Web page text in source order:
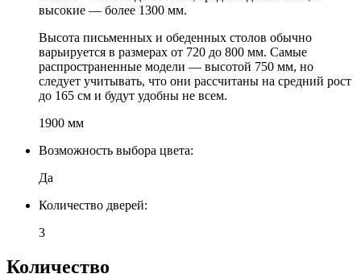
высокие — более 1300 мм.
Высота письменных и обеденных столов обычно
варьируется в размерах от 720 до 800 мм. Самые
распространенные модели — высотой 750 мм, но
следует учитывать, что они рассчитаны на средний рост
до 165 см и будут удобны не всем.
1900 мм
Возможность выбора цвета:
Да
Количество дверей:
3
Количество